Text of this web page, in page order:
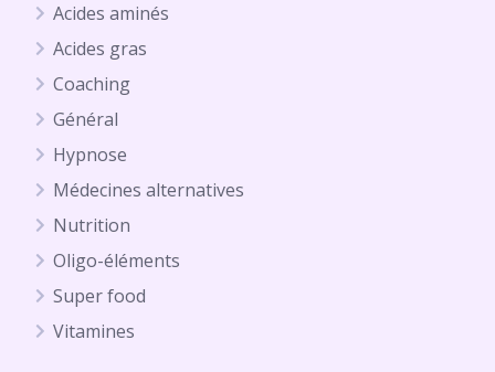
Acides aminés
Acides gras
Coaching
Général
Hypnose
Médecines alternatives
Nutrition
Oligo-éléments
Super food
Vitamines